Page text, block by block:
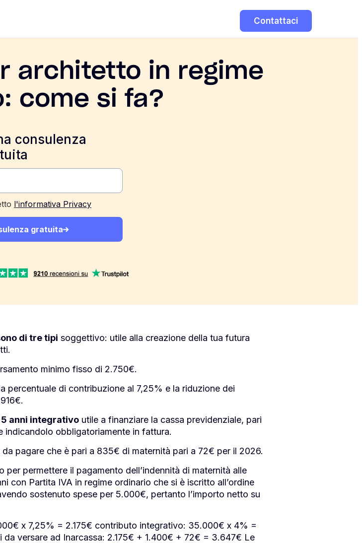
Contattaci
architetto in regime
come si fa?
consulenza
l'informativa Privacy
gratuita
di tre tipi soggettivo: utile alla creazione della tua futura
minimo fisso di 2.750€.
percentuale di contribuzione al 7,25% e la riduzione dei
anni integrativo utile a finanziare la cassa previdenziale, pari
indicandolo obbligatoriamente in fattura.
pagare che è pari a 835€ di maternità pari a 72€ per il 2026.
permettere il pagamento dell’indennità di maternità alle
con Partita IVA in regime ordinario che si è iscritto all’ordine
sostenuto spese per 5.000€, pertanto l’importo netto su
x 7,25% = 2.175€ contributo integrativo: 35.000€ x 4% =
versare ad Inarcassa: 2.175€ + 1.400€ + 72€ = 3.647€ Le